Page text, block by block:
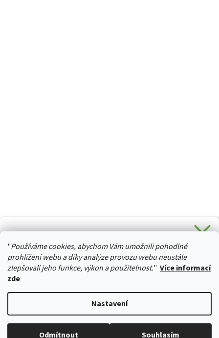
"Používáme cookies, abychom Vám umožnili pohodlné
prohlížení webu a díky analýze provozu webu neustále
zlepšovali jeho funkce, výkon a použitelnost." Více informací
zde
Nastavení
Odmítnout Souhlasím
HURTTA-COLLECTION.CZ
Copyright 2026izviratka.cz. Všechna práva vyhrazena.Upravit
Stačí se přihlásit k odběru novinek z našeho obchodu a je
Vaše :)
Ano, chci se přihlásit
Zásady zpracování osobních údajů